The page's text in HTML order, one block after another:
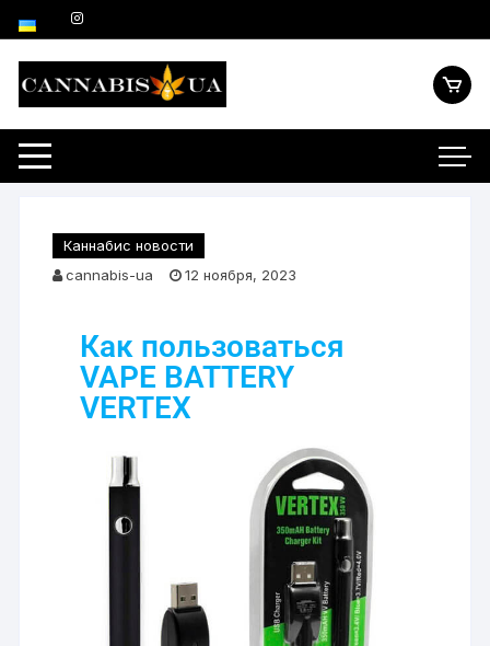
Каннабис новости
cannabis-ua
12 ноября, 2023
Как пользоваться
VAPE BATTERY
VERTEX